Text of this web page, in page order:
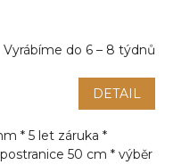
Vyrábíme do 6 – 8 týdnů
DETAIL
* 5 let záruka *
50 cm * výběr